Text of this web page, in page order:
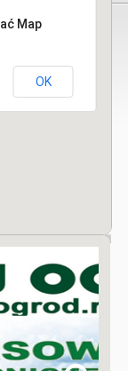
Map
OK